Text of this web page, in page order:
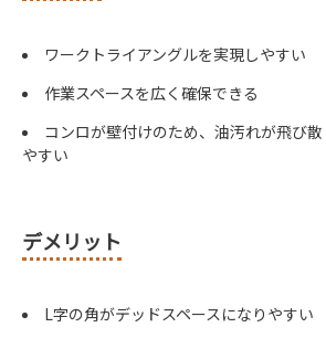
ワークトライアングルを実現しやすい
作業スペースを広く確保できる
コンロが壁付けのため、油汚れが飛び
やすい
デメリット
L字の角がデッドスペースになりやすい